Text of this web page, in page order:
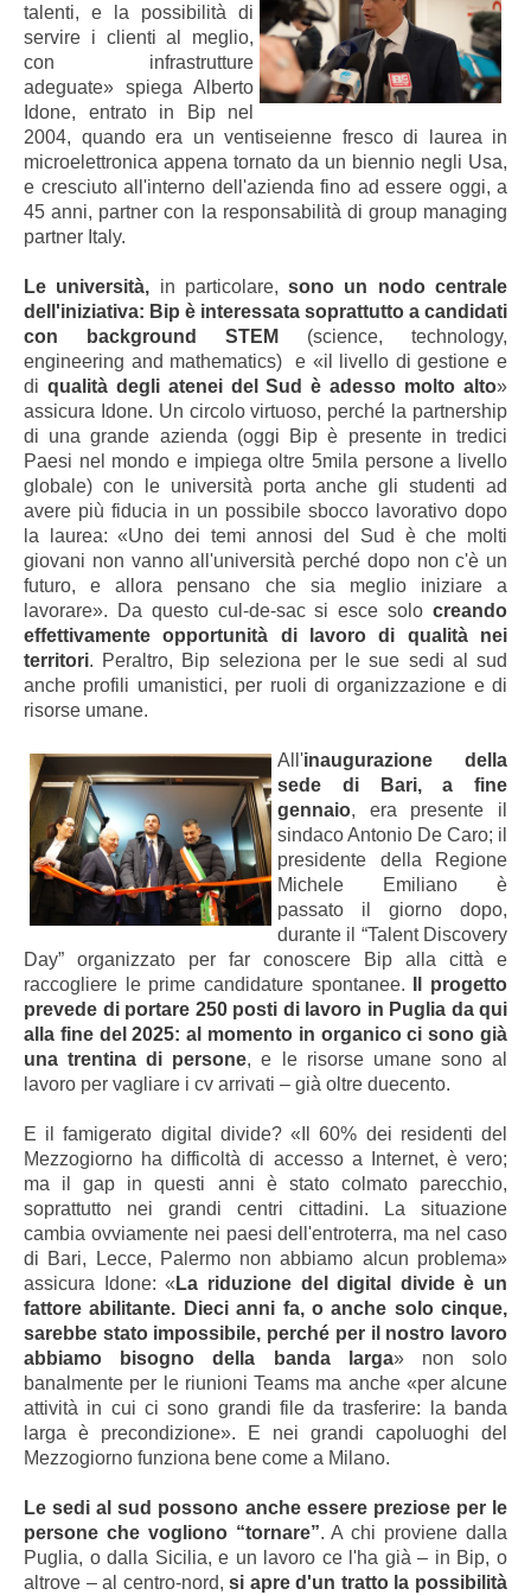
talenti, e la possibilità di
servire i clienti al meglio,
con infrastrutture
adeguate» spiega Alberto
Idone, entrato in Bip nel
2004, quando era un ventiseienne fresco di laurea in
microelettronica appena tornato da un biennio negli Usa,
e cresciuto all'interno dell'azienda fino ad essere oggi, a
45 anni, partner con la responsabilità di group managing
partner Italy.
Le università, in particolare,sono un nodo centrale
dell'iniziativa: Bip è interessata soprattutto a candidati
con background STEM
(science, technology,
engineering and mathematics) e «il livello di gestione e
di qualità degli atenei del Sud è adesso molto alto»
assicura Idone. Un circolo virtuoso, perché la partnership
di una grande azienda (oggi Bip è presente in tredici
Paesi nel mondo e impiega oltre 5mila persone a livello
globale) con le università porta anche gli studenti ad
avere più fiducia in un possibile sbocco lavorativo dopo
la laurea: «Uno dei temi annosi del Sud è che molti
giovani non vanno all'università perché dopo non c'è un
futuro, e allora pensano che sia meglio iniziare a
lavorare». Da questo cul-de-sac si esce solo creando
effettivamente opportunità di lavoro di qualità nei
territori. Peraltro, Bip seleziona per le sue sedi al sud
anche profili umanistici, per ruoli di organizzazione e di
risorse umane.
All'inaugurazione della
sede di Bari, a fine
gennaio, era presente il
sindaco Antonio De Caro; il
presidente della Regione
Michele Emiliano è
passato il giorno dopo,
durante il “Talent Discovery
Day” organizzato per far conoscere Bip alla città e
raccogliere le prime candidature spontanee. Il progetto
prevede di portare 250 posti di lavoro in Puglia da qui
alla fine del 2025: al momento in organico ci sono già
una trentina di persone, e le risorse umane sono al
lavoro per vagliare i cv arrivati – già oltre duecento.
E il famigerato digital divide? «Il 60% dei residenti del
Mezzogiorno ha difficoltà di accesso a Internet, è vero;
ma il gap in questi anni è stato colmato parecchio,
soprattutto nei grandi centri cittadini. La situazione
cambia ovviamente nei paesi dell'entroterra, ma nel caso
di Bari, Lecce, Palermo non abbiamo alcun problema»
assicura Idone: « La riduzione del digital divide è un
fattore abilitante. Dieci anni fa, o anche solo cinque,
sarebbe stato impossibile, perché per il nostro lavoro
abbiamo bisogno della banda larga» non solo
banalmente per le riunioni Teams ma anche «per alcune
attività in cui ci sono grandi file da trasferire: la banda
larga è precondizione». E nei grandi capoluoghi del
Mezzogiorno funziona bene come a Milano.
Le sedi al sud possono anche essere preziose per le
persone che vogliono “tornare”. A chi proviene dalla
Puglia, o dalla Sicilia, e un lavoro ce l'ha già – in Bip, o
altrove – al centro-nord,si apre d'un tratto la possibilità